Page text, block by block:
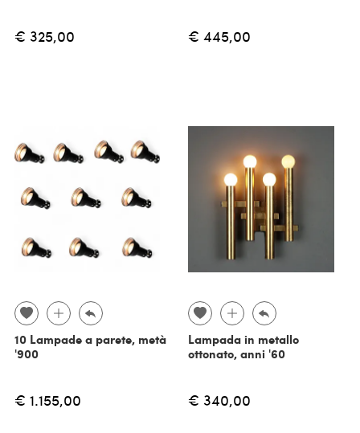
€ 325,00 € 445,00
10 Lampade a parete, metà
'900
€ 1.155,00
Lampada in metallo
ottonato, anni '60
€ 340,00